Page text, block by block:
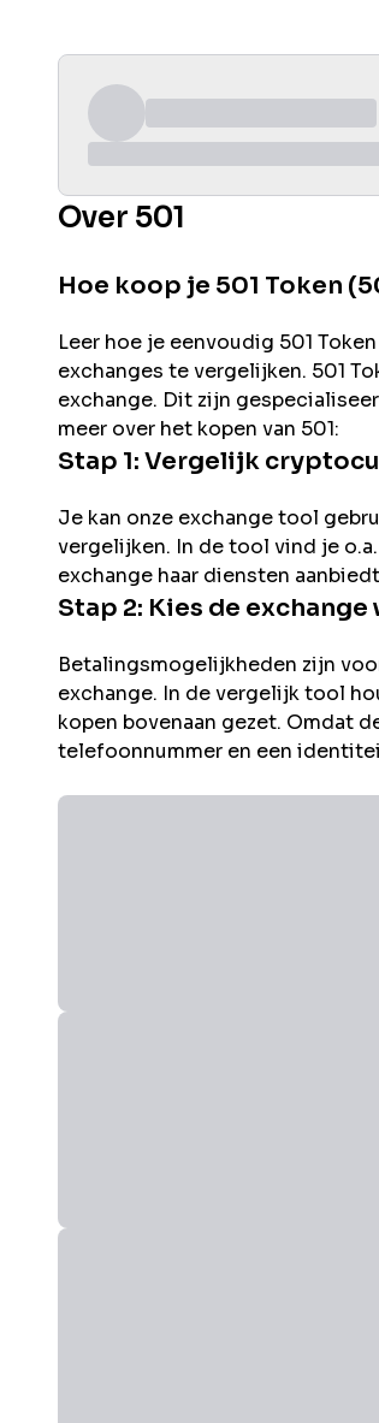
Over 501
Hoe koop je 501 Token
Leer hoe je eenvoudig 501
exchanges te vergelijken. 501
exchange. Dit zijn
meer over het kopen van 501:
Stap 1: Vergelijk
Je kan onze exchange tool
vergelijken. In de tool vind je
exchange haar diensten
Stap 2: Kies de exchange
Betalingsmogelijkheden zijn
exchange. In de vergelijk tool
kopen bovenaan gezet. Omdat
telefoonnummer en een